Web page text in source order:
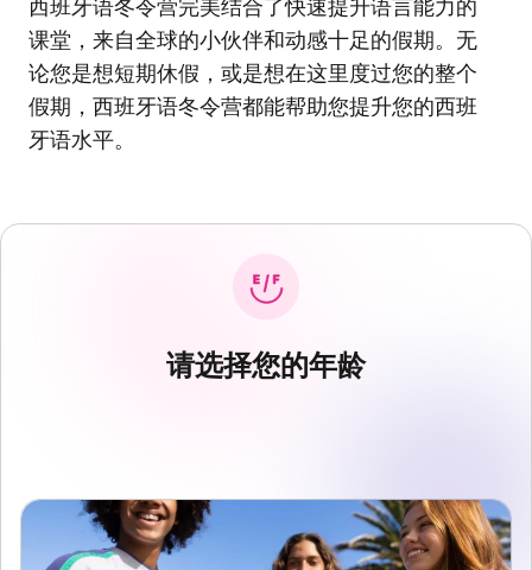
西班牙语冬令营完美结合了快速提升语言能力的
课堂，来自全球的小伙伴和动感十足的假期。无
论您是想短期休假，或是想在这里度过您的整个
假期，西班牙语冬令营都能帮助您提升您的西班
牙语水平。
请选择您的年龄